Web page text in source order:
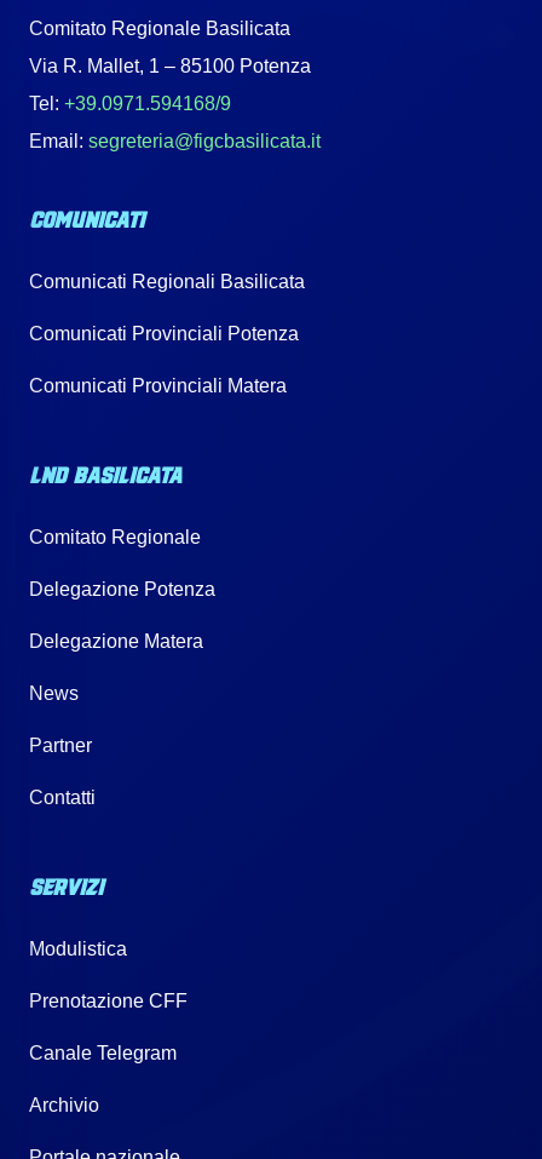
Comitato Regionale Basilicata
Via R. Mallet, 1 – 85100 Potenza
Tel: +39.0971.594168/9
Email: segreteria@figcbasilicata.it
COMUNICATI
Comunicati Regionali Basilicata
Comunicati Provinciali Potenza
Comunicati Provinciali Matera
LND BASILICATA
Comitato Regionale
Delegazione Potenza
Delegazione Matera
News
Partner
Contatti
SERVIZI
Modulistica
Prenotazione CFF
Canale Telegram
Archivio